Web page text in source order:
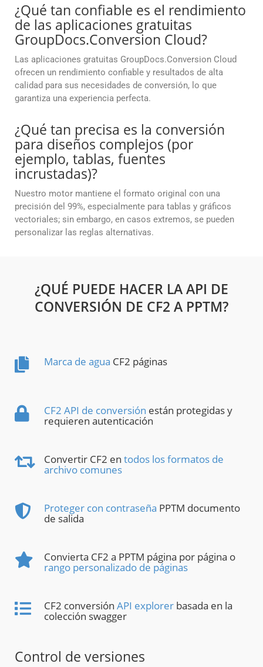
¿Qué tan confiable es el rendimiento
de las aplicaciones gratuitas
GroupDocs.Conversion Cloud?
Las aplicaciones gratuitas GroupDocs.Conversion Cloud
ofrecen un rendimiento confiable y resultados de alta
calidad para sus necesidades de conversión, lo que
garantiza una experiencia perfecta.
¿Qué tan precisa es la conversión
para diseños complejos (por
ejemplo, tablas, fuentes
incrustadas)?
Nuestro motor mantiene el formato original con una
precisión del 99%, especialmente para tablas y gráficos
vectoriales; sin embargo, en casos extremos, se pueden
personalizar las reglas alternativas.
¿QUÉ PUEDE HACER LA API DE
CONVERSIÓN DE CF2 A PPTM?
Marca de agua CF2 páginas
CF2 API de conversión están protegidas y
requieren autenticación
Convertir CF2 en todos los formatos de
archivo comunes
Proteger con contraseña PPTM documento
de salida
Convierta CF2 a PPTM página por página o
rango personalizado de páginas
CF2 conversión API explorer basada en la
colección swagger
Control de versiones